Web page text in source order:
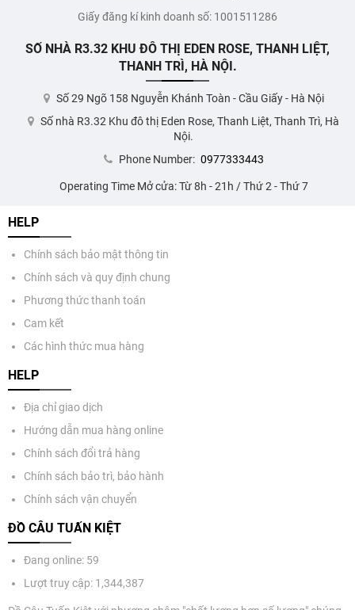
Giấy đăng kí kinh doanh số: 1001511286
SỐ NHÀ R3.32 KHU ĐÔ THỊ EDEN ROSE, THANH LIỆT,
THANH TRÌ, HÀ NỘI.
Số 29 Ngõ 158 Nguyễn Khánh Toàn - Cầu Giấy - Hà Nội
Số nhà R3.32 Khu đô thị Eden Rose, Thanh Liệt, Thanh Trì, Hà
Nội.
Phone Number: 0977333443
Operating Time Mở cửa: Từ 8h - 21h / Thứ 2 - Thứ 7
HELP
Chính sách bảo mật thông tin
Chính sách và quy định chung
Phương thức thanh toán
Cam kết
Các hình thức mua hàng
HELP
Địa chỉ giao dịch
Hướng dẫn mua hàng online
Chính sách đổi trả hàng
Chính sách bảo trì, bảo hành
Chính sách vận chuyển
ĐỒ CÂU TUẤN KIỆT
Đang online: 59
Lượt truy cập: 1,344,387